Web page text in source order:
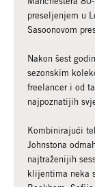
preseljenjem u
Sasoonovom
Nakon šest
sezonskim
freelancer i od
najpoznatijih
Kombinirajući
Johnstona
najtraženijih
klijentima neka